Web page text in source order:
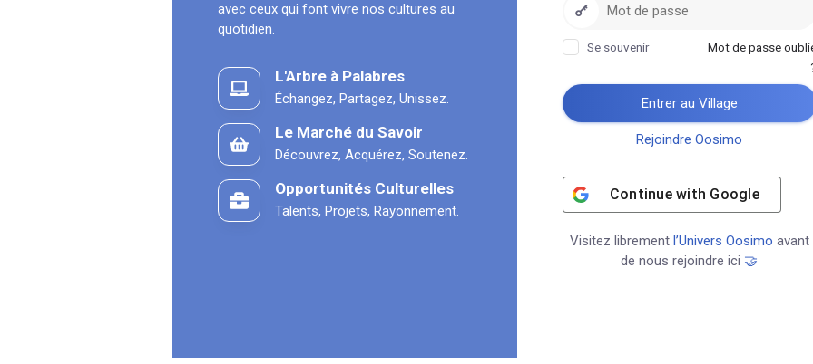
avec ceux qui font vivre nos cultures au
quotidien.
L'Arbre à Palabres
Échangez, Partagez, Unissez.
Le Marché du Savoir
Découvrez, Acquérez, Soutenez.
Opportunités Culturelles
Talents, Projets, Rayonnement.
Se souvenir
Mot de passe
Entrer au Village
Rejoindre Oosimo
Continue with Google
Visitez librement l’Univers Oosimo avant
de nous rejoindre ici 🤝